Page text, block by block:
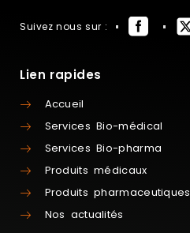
Suivez nous sur :
Lien rapides
Accueil
Services Bio-médical
Services Bio-pharma
Produits médicaux
Produits pharmaceutiques
Nos actualités